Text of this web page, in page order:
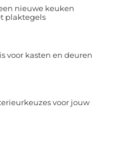
nieuwe keuken
plaktegels
voor kasten en deuren
voor jouw